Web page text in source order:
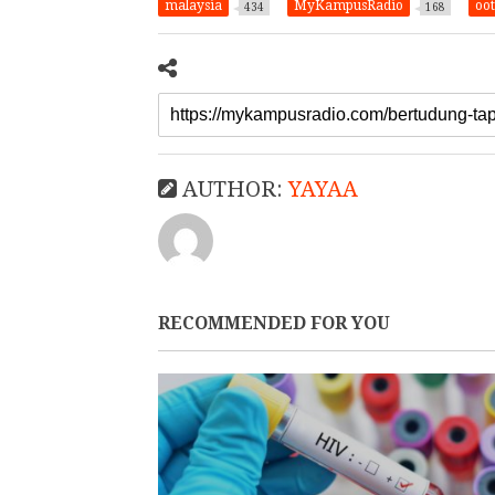
malaysia 434 MyKampusRadio 168
AUTHOR:YAYAA
RECOMMENDED FOR YOU